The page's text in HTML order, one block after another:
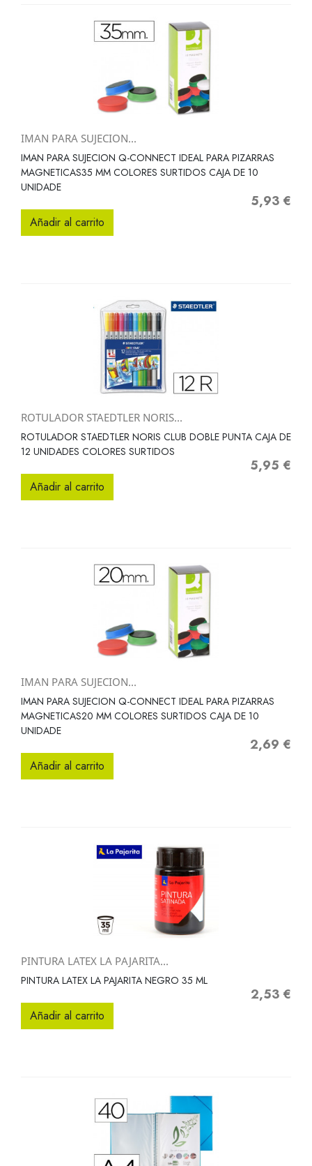
IMAN PARA SUJECION...
IMAN PARA SUJECION Q-CONNECT IDEAL PARA PIZARRAS
MAGNETICAS35 MM COLORES SURTIDOS CAJA DE 10
UNIDADE
Precio
5,93 €
Añadir al carrito
ROTULADOR STAEDTLER NORIS...
ROTULADOR STAEDTLER NORIS CLUB DOBLE PUNTA CAJA DE
12 UNIDADES COLORES SURTIDOS
Precio
5,95 €
Añadir al carrito
IMAN PARA SUJECION...
IMAN PARA SUJECION Q-CONNECT IDEAL PARA PIZARRAS
MAGNETICAS20 MM COLORES SURTIDOS CAJA DE 10
UNIDADE
Precio
2,69 €
Añadir al carrito
PINTURA LATEX LA PAJARITA...
PINTURA LATEX LA PAJARITA NEGRO 35 ML
Precio
2,53 €
Añadir al carrito